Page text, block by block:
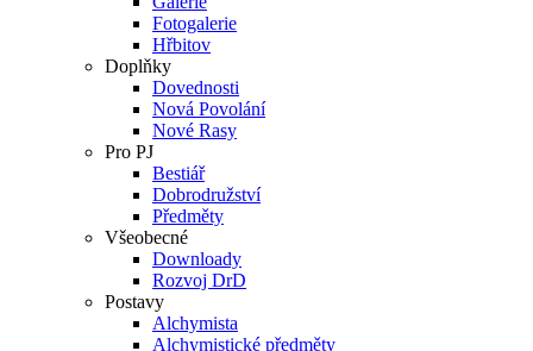
Fotogalerie
Hřbitov
Doplňky
Dovednosti
Nová Povolání
Nové Rasy
Pro PJ
Bestiář
Dobrodružství
Předměty
Všeobecné
Downloady
Rozvoj DrD
Postavy
Alchymista
Alchymistické předměty